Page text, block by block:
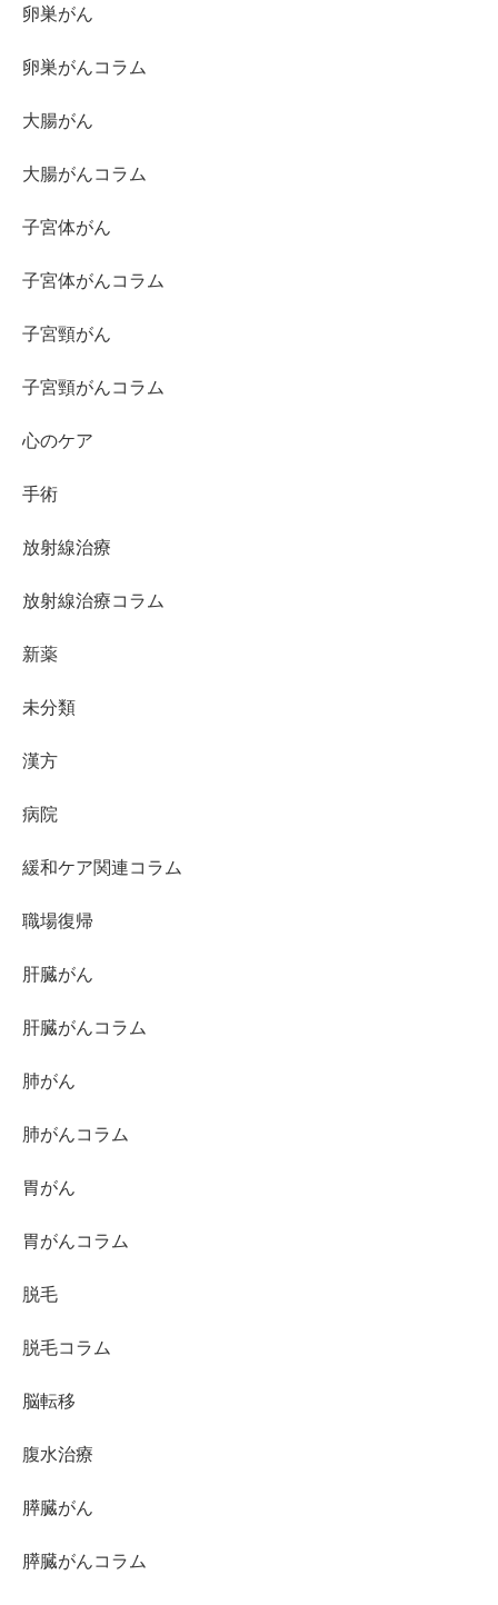
卵巣がん
卵巣がんコラム
大腸がん
大腸がんコラム
子宮体がん
子宮体がんコラム
子宮頸がん
子宮頸がんコラム
心のケア
手術
放射線治療
放射線治療コラム
新薬
未分類
漢方
病院
緩和ケア関連コラム
職場復帰
肝臓がん
肝臓がんコラム
肺がん
肺がんコラム
胃がん
胃がんコラム
脱毛
脱毛コラム
脳転移
腹水治療
膵臓がん
膵臓がんコラム